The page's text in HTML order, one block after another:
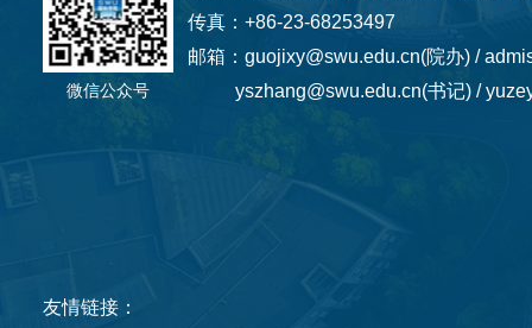
微信公众号
传真：+86-23-68253497
邮箱：guojixy@swu.edu.cn(院办) /
yszhang@swu.edu.cn(书记) /
友情链接：